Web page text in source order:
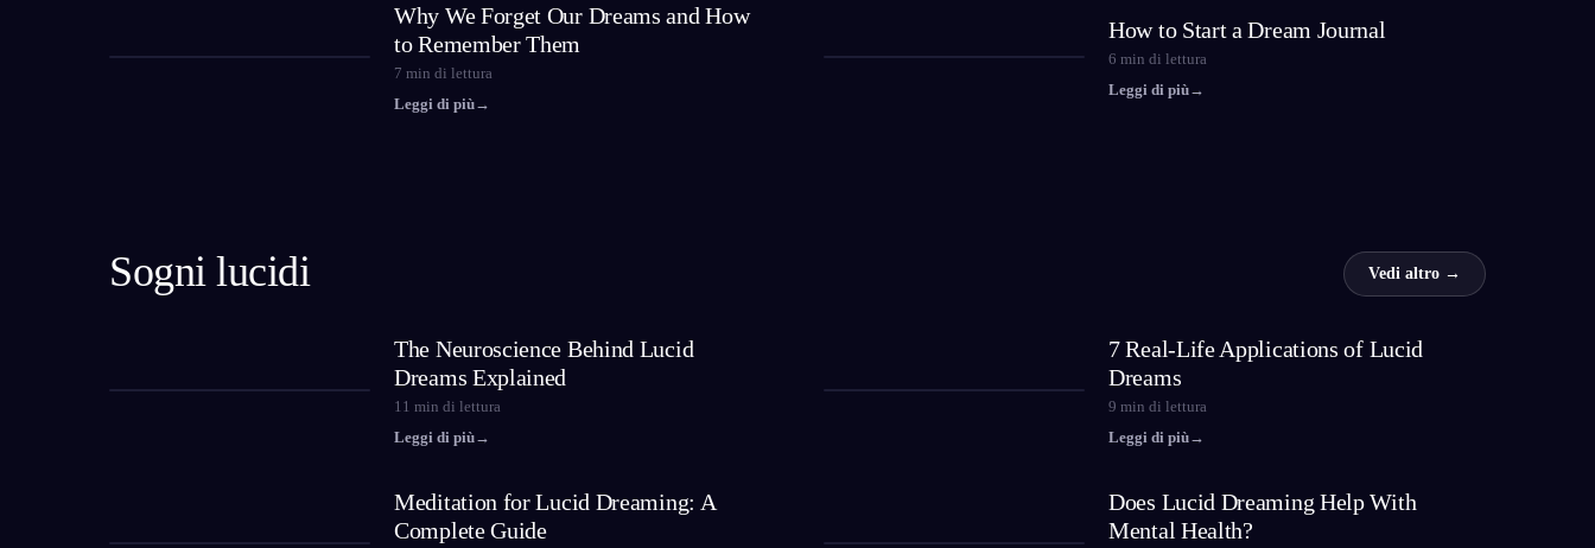
Why We Forget Our Dreams and How
to Remember Them
7 min di lettura
Leggi di più→
How to Start a Dream Journal
6 min di lettura
Leggi di più→
Sogni lucidi Vedi altro →
The Neuroscience Behind Lucid
Dreams Explained
11 min di lettura
Leggi di più→
7 Real-Life Applications of Lucid
Dreams
9 min di lettura
Leggi di più→
Meditation for Lucid Dreaming: A
Complete Guide
Does Lucid Dreaming Help With
Mental Health?